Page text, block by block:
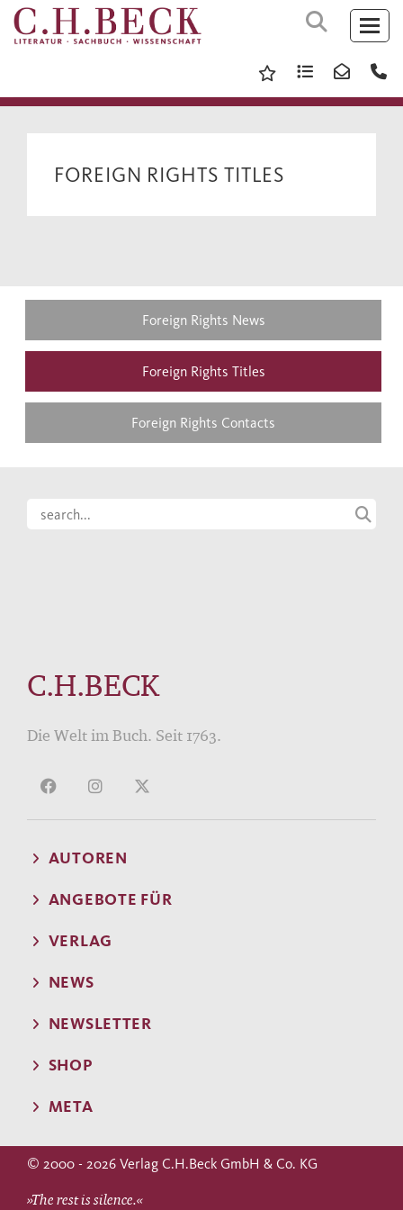
FOREIGN RIGHTS TITLES
Foreign Rights News
Foreign Rights Titles
Foreign Rights Contacts
C.H.BECK
Die Welt im Buch. Seit 1763.
AUTOREN
ANGEBOTE FÜR
VERLAG
NEWS
NEWSLETTER
SHOP
META
© 2000 - 2026 Verlag C.H.Beck GmbH & Co. KG
»The rest is silence.«